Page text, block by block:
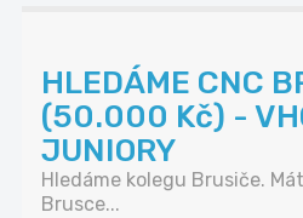
HLEDÁME CNC
(50.000 Kč) -
JUNIORY
Hledáme kolegu Brusiče.
Brusce...